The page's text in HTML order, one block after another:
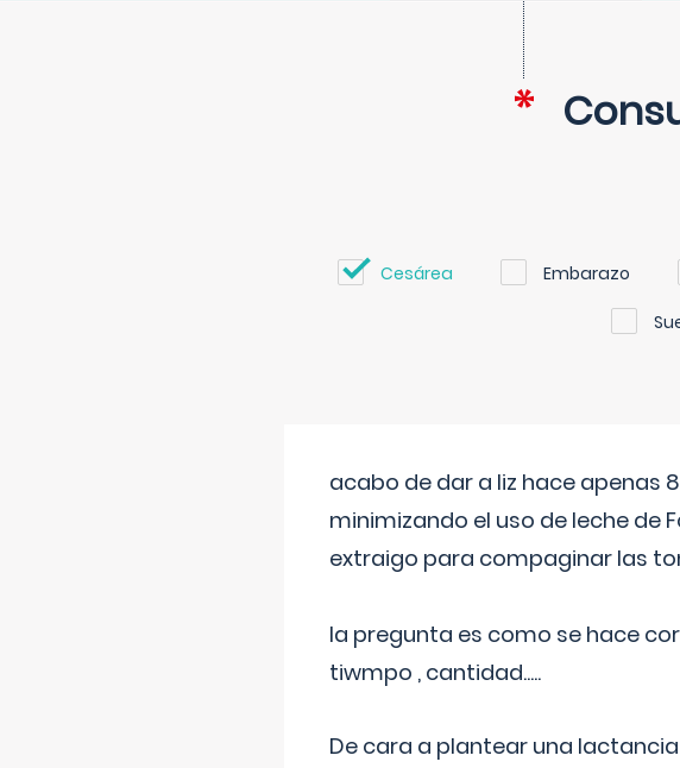
Cesárea Embarazo
acabo de dar a liz hace apenas
minimizando el uso de leche de
extraigo para compaginar las
la pregunta es como se hace
tiwmpo , cantidad.....
De cara a plantear una